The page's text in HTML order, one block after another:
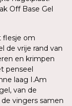
Off Base Gel
flesje om
de vrije rand van
en krimpen
penseel
laag I.Am
van de
vingers samen